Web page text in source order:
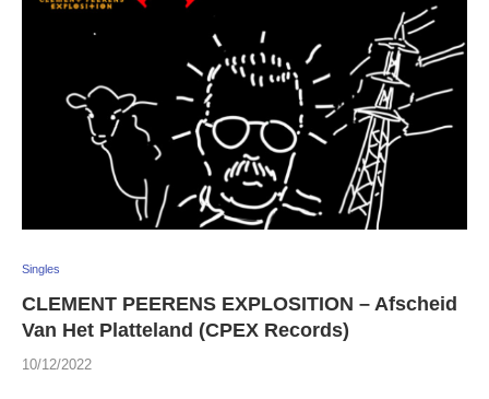
Singles
CLEMENT PEERENS EXPLOSITION – Afscheid
Van Het Platteland (CPEX Records)
10/12/2022